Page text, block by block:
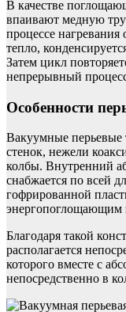
В качестве
впаивают медную
процессе нагревания
тепло,
Затем цикл
непрерывный
Особенности
Вакуумные
стенок, нежели
колбы. Внутренний
снабжается по всей
гофрированной
энергопоглощающим
Благодаря такой
располагается
которого вместе с
непосредственно в